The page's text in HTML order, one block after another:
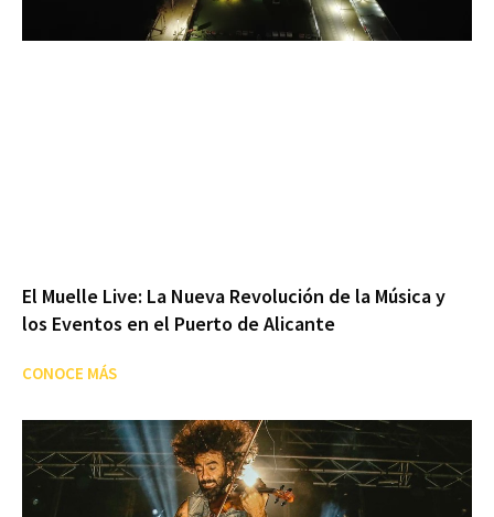
El Muelle Live: La Nueva Revolución de la Música y
los Eventos en el Puerto de Alicante
CONOCE MÁS